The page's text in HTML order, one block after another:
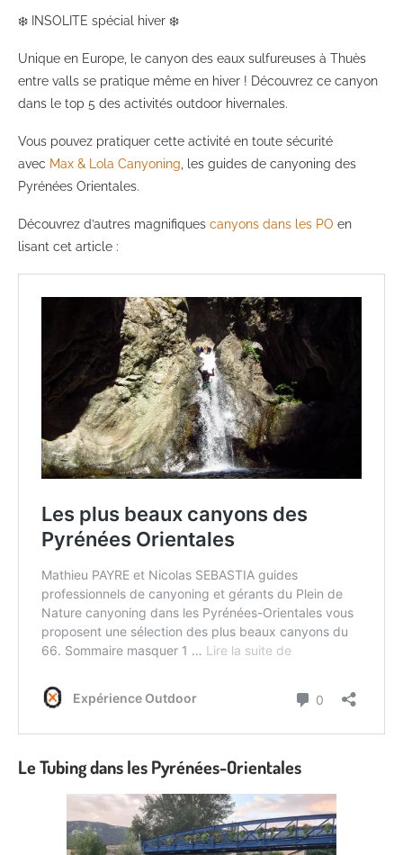
❄️ INSOLITE spécial hiver ❄️
Unique en Europe, le canyon des eaux sulfureuses à Thuès
entre valls se pratique même en hiver ! Découvrez ce canyon
dans le top 5 des activités outdoor hivernales.
Vous pouvez pratiquer cette activité en toute sécurité
avec Max & Lola Canyoning, les guides de canyoning des
Pyrénées Orientales.
Découvrez d’autres magnifiques canyons dans les PO en
lisant cet article :
Le Tubing dans les Pyrénées-Orientales